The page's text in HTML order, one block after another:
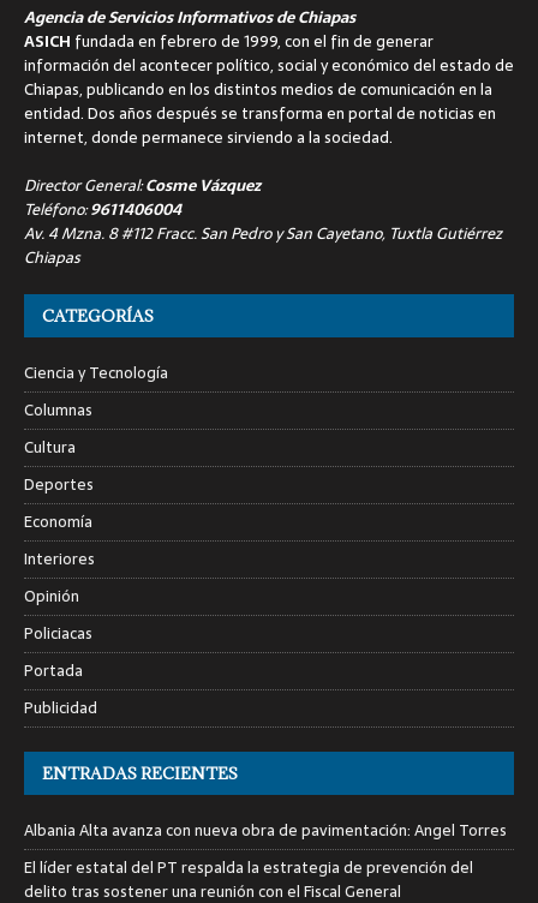
Agencia de Servicios Informativos de Chiapas
ASICH fundada en febrero de 1999, con el fin de generar
información del acontecer político, social y económico del estado de
Chiapas, publicando en los distintos medios de comunicación en la
entidad. Dos años después se transforma en portal de noticias en
internet, donde permanece sirviendo a la sociedad.
Director General:Cosme Vázquez
Teléfono:9611406004
Av. 4 Mzna. 8 #112 Fracc. San Pedro y San Cayetano, Tuxtla Gutiérrez
Chiapas
CATEGORÍAS
Ciencia y Tecnología
Columnas
Cultura
Deportes
Economía
Interiores
Opinión
Policiacas
Portada
Publicidad
ENTRADAS RECIENTES
Albania Alta avanza con nueva obra de pavimentación: Angel Torres
El líder estatal del PT respalda la estrategia de prevención del
delito tras sostener una reunión con el Fiscal General